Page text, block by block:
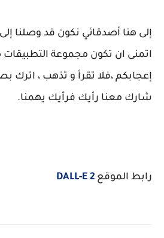
إلى هنا أصدقائي نكون قد وصلنا إلى
اتمنى ان تكون مجموعة التطبيقات
إعجابكم ،فلا تقرأ و تذهب ، اترك
شارك معنا رأيك فرأيك يهمنا.
رابط الموقع DALL-E 2